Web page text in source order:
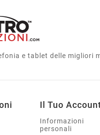
e tablet delle migliori
Il Tuo
Informazioni
personali